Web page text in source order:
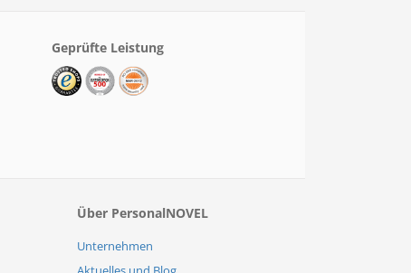
Geprüfte Leistung
Über PersonalNOVEL
Unternehmen